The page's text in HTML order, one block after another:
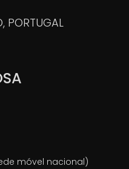
PORTUGAL
móvel nacional)